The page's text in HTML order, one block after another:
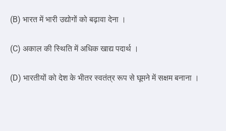
(B) भारत में भारी उद्योगों को बढ़ावा देना ।
(C) अकाल की स्थिति में अधिक खाद्य पदार्थ ।
(D) भारतीयों को देश के भीतर स्वतंत्र रूप से घूमने में सक्षम बनाना ।